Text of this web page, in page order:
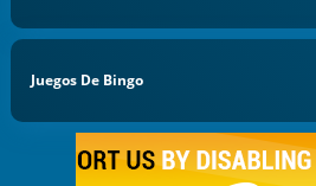
Juegos De Bingo